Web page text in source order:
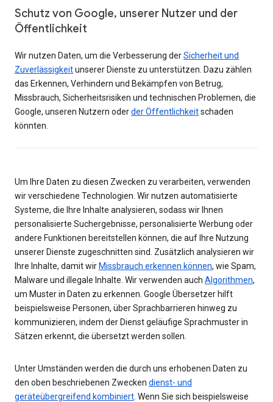
Schutz von Google, unserer Nutzer und der
Öffentlichkeit
Wir nutzen Daten, um die Verbesserung derSicherheit und
Zuverlässigkeitunserer Dienste zu unterstützen. Dazu zählen
das Erkennen, Verhindern und Bekämpfen von Betrug,
Missbrauch, Sicherheitsrisiken und technischen Problemen, die
Google, unseren Nutzern oderder Öffentlichkeitschaden
könnten.
Um Ihre Daten zu diesen Zwecken zu verarbeiten, verwenden
wir verschiedene Technologien. Wir nutzen automatisierte
Systeme, die Ihre Inhalte analysieren, sodass wir Ihnen
personalisierte Suchergebnisse, personalisierte Werbung oder
andere Funktionen bereitstellen können, die auf Ihre Nutzung
unserer Dienste zugeschnitten sind. Zusätzlich analysieren wir
Ihre Inhalte, damit wir Missbrauch erkennen können, wie Spam,
Malware und illegale Inhalte. Wir verwenden auch Algorithmen,
um Muster in Daten zu erkennen. Google Übersetzer hilft
beispielsweise Personen, über Sprachbarrieren hinweg zu
kommunizieren, indem der Dienst geläufige Sprachmuster in
Sätzen erkennt, die übersetzt werden sollen.
Unter Umständen werden die durch uns erhobenen Daten zu
den oben beschriebenen Zwecken dienst- und
geräteübergreifend kombiniert . Wenn Sie sich beispielsweise